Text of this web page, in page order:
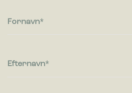
interaktion med hjemmesiden, ved at
Marketing cookies bruges til at spore
Fornavn
Efternavn